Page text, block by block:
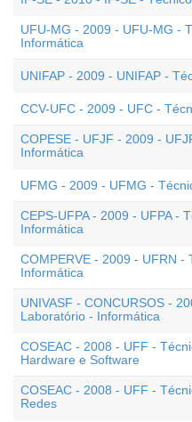
UFU-MG - 2009 - UFU-MG -
Informática
UNIFAP - 2009 - UNIFAP -
CCV-UFC - 2009 - UFC -
COPESE - UFJF - 2009 -
Informática
UFMG - 2009 - UFMG -
CEPS-UFPA - 2009 - UFPA -
Informática
COMPERVE - 2009 - UFRN -
Informática
UNIVASF - CONCURSOS -
Laboratório - Informática
COSEAC - 2008 - UFF -
Hardware e Software
COSEAC - 2008 - UFF -
Redes